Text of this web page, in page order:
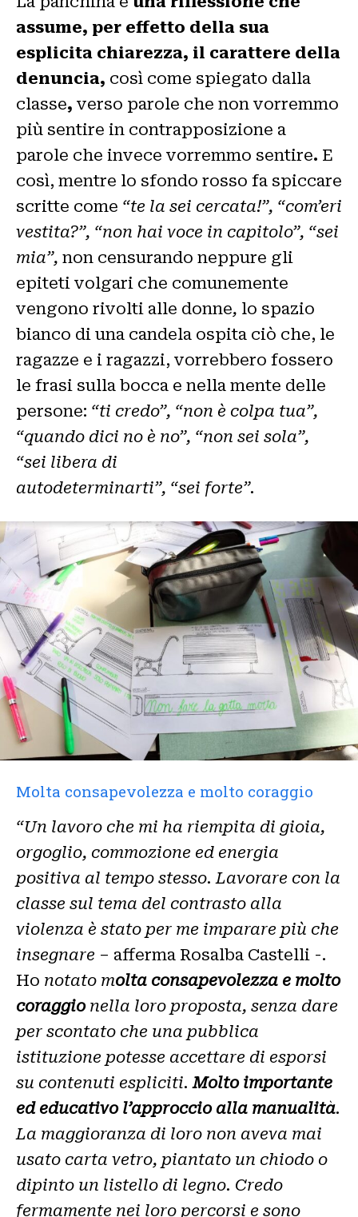
assume, per effetto della sua
esplicita chiarezza, il carattere della
denuncia, così come spiegato dalla
classe, verso parole che non vorremmo
più sentire in contrapposizione a
parole che invece vorremmo sentire. E
così, mentre lo sfondo rosso fa spiccare
scritte come “te la sei cercata!”, “com’eri
vestita?”, “non hai voce in capitolo”, “sei
mia”, non censurando neppure gli
epiteti volgari che comunemente
vengono rivolti alle donne, lo spazio
bianco di una candela ospita ciò che, le
ragazze e i ragazzi, vorrebbero fossero
le frasi sulla bocca e nella mente delle
persone: “ti credo”, “non è colpa tua”,
“quando dici no è no”, “non sei sola”,
“sei libera di
autodeterminarti”, “sei forte”.
Molta consapevolezza e molto coraggio
“Un lavoro che mi ha riempita di gioia,
orgoglio, commozione ed energia
positiva al tempo stesso. Lavorare con la
classe sul tema del contrasto alla
violenza è stato per me imparare più che
insegnare – afferma Rosalba Castelli -.
Ho notato molta consapevolezza e molto
coraggio nella loro proposta, senza dare
per scontato che una pubblica
istituzione potesse accettare di esporsi
su contenuti espliciti.Molto importante
ed educativo l’approccio alla manualità.
La maggioranza di loro non aveva mai
usato carta vetro, piantato un chiodo o
dipinto un listello di legno. Credo
fermamente nei loro percorsi e sono